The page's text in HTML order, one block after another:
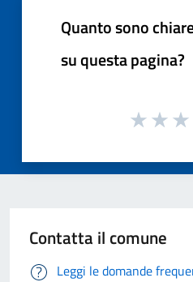
Quanto sono
su questa pagina?
Contatta il comune
Leggi le domande